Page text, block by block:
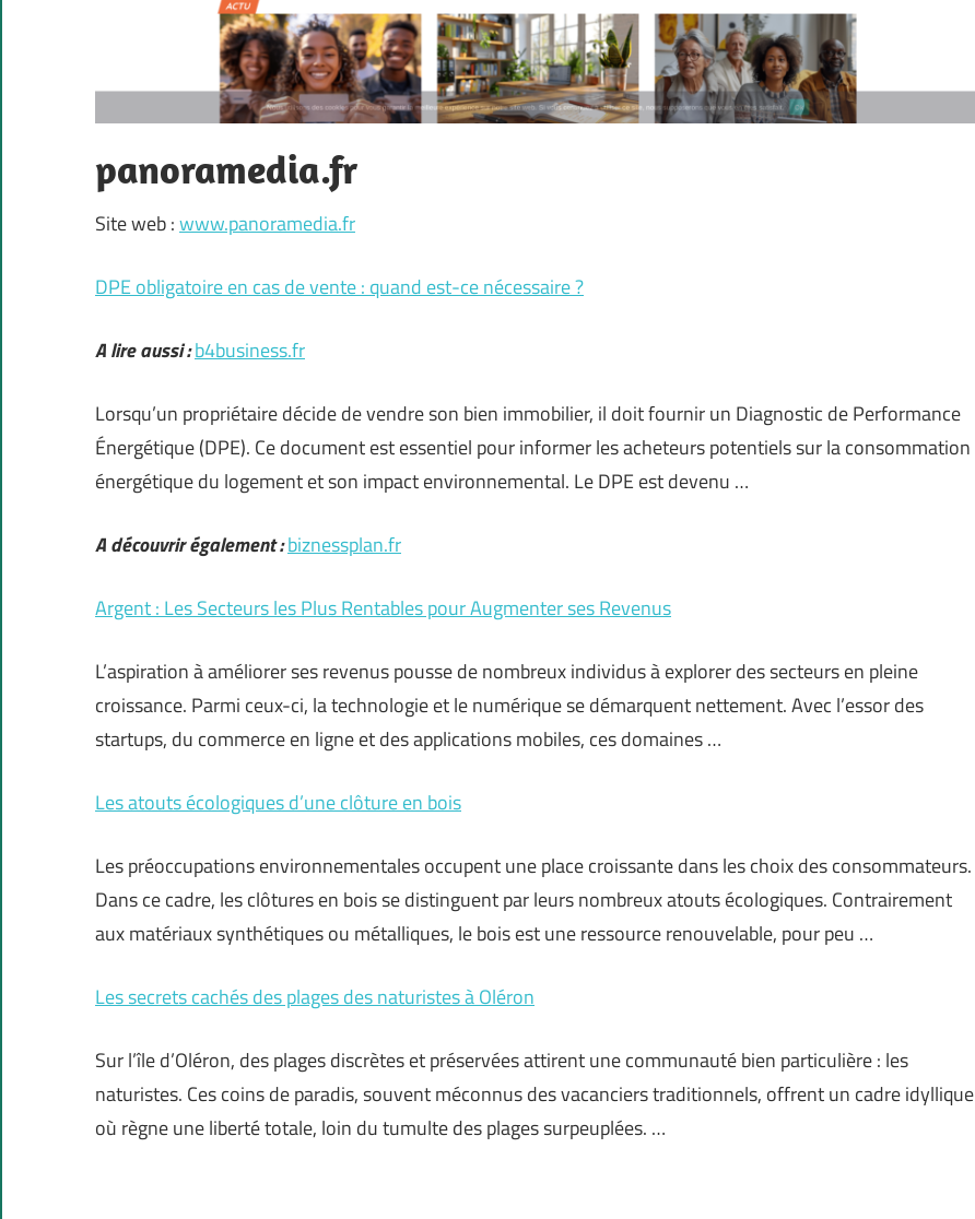
panoramedia.fr
Site web :www.panoramedia.fr
DPE obligatoire en cas de vente : quand est-ce nécessaire ?
A lire aussi :b4business.fr
Lorsqu’un propriétaire décide de vendre son bien immobilier, il doit fournir un Diagnostic de Performance
Énergétique (DPE). Ce document est essentiel pour informer les acheteurs potentiels sur la consommation
énergétique du logement et son impact environnemental. Le DPE est devenu …
A découvrir également :biznessplan.fr
Argent : Les Secteurs les Plus Rentables pour Augmenter ses Revenus
L’aspiration à améliorer ses revenus pousse de nombreux individus à explorer des secteurs en pleine
croissance. Parmi ceux-ci, la technologie et le numérique se démarquent nettement. Avec l’essor des
startups, du commerce en ligne et des applications mobiles, ces domaines …
Les atouts écologiques d’une clôture en bois
Les préoccupations environnementales occupent une place croissante dans les choix des consommateurs.
Dans ce cadre, les clôtures en bois se distinguent par leurs nombreux atouts écologiques. Contrairement
aux matériaux synthétiques ou métalliques, le bois est une ressource renouvelable, pour peu …
Les secrets cachés des plages des naturistes à Oléron
Sur l’île d’Oléron, des plages discrètes et préservées attirent une communauté bien particulière : les
naturistes. Ces coins de paradis, souvent méconnus des vacanciers traditionnels, offrent un cadre idyllique
où règne une liberté totale, loin du tumulte des plages surpeuplées. …